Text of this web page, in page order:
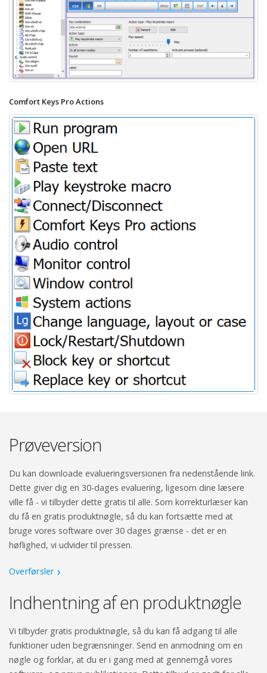
Comfort Keys Pro Actions
Prøveversion
Du kan downloade evalueringsversionen fra nedenstående link.
Dette giver dig en 30-dages evaluering, ligesom dine læsere
ville få - vi tilbyder dette gratis til alle. Som korrekturlæser kan
du få en gratis produktnøgle, så du kan fortsætte med at
bruge vores software over 30 dages grænse - det er en
høflighed, vi udvider til pressen.
Overførsler
Indhentning af en produktnøgle
Vi tilbyder gratis produktnøgle, så du kan få adgang til alle
funktioner uden begrænsninger. Send en anmodning om en
nøgle og forklar, at du er i gang med at gennemgå vores